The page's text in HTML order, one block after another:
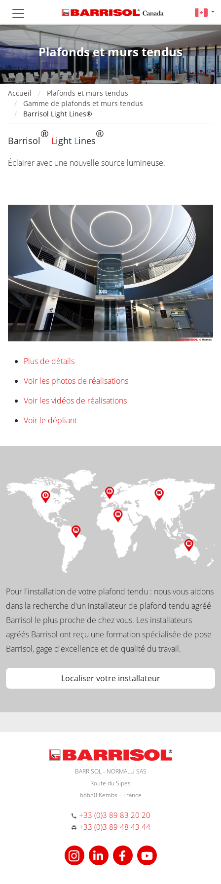
Plafonds et murs tendus
Accueil
Plafonds et murs tendus
Gamme de plafonds et murs tendus
Barrisol Light Lines®
Barrisol
®
Light Lines
®
Éclairer avec une nouvelle source lumineuse.
Plus de détails
Voir les photos de réalisations
Voir les vidéos de réalisations
Voir le dépliant
Pour l'installation de votre plafond tendu : nous vous aidons
dans la recherche d'un installateur de plafond tendu agréé
Barrisol le plus proche de chez vous. Les installateurs
agréés Barrisol ont reçu une formation spécialisée de pose
Barrisol, gage d'excellence et de qualité du travail.
Localiser votre installateur
BARRISOL - NORMALU SAS
Route du Sipes
68680 Kembs – France
+33 (0)3 89 83 20 20
+33 (0)3 89 48 43 44